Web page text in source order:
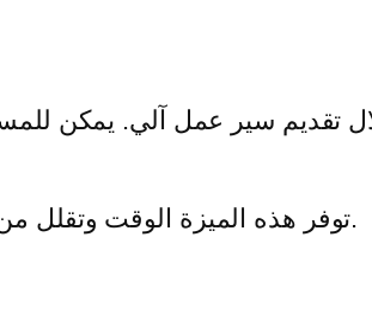
توفر هذه الميزة الوقت وتقلل من الأخطاء البشرية. وبالتالي، يتم زيادة كفاءة أعمال الطباعة.